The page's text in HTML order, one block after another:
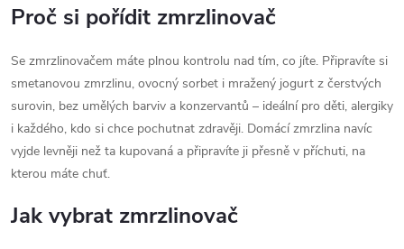
Proč si pořídit zmrzlinovač
Se zmrzlinovačem máte plnou kontrolu nad tím, co jíte. Připravíte si
smetanovou zmrzlinu, ovocný sorbet i mražený jogurt z čerstvých
surovin, bez umělých barviv a konzervantů – ideální pro děti, alergiky
i každého, kdo si chce pochutnat zdravěji. Domácí zmrzlina navíc
vyjde levněji než ta kupovaná a připravíte ji přesně v příchuti, na
kterou máte chuť.
Jak vybrat zmrzlinovač